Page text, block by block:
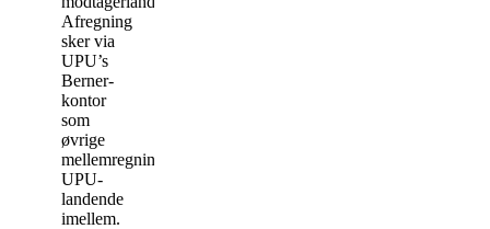
Afregning
sker via
UPU’s
Berner-
kontor
som
øvrige
mellemregninger
UPU-
landende
imellem.